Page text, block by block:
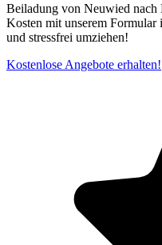
Beiladung von Neuwied nach
Kosten mit unserem Formular
und stressfrei umziehen!
Kostenlose Angebote erhalten!